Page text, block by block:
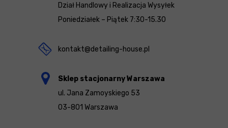
Dział Handlowy i Realizacja Wysyłek
Poniedziałek – Piątek 7:30-15.30
kontakt@detailing-house.pl
Sklep stacjonarny Warszawa
ul. Jana Zamoyskiego 53
03-801 Warszawa